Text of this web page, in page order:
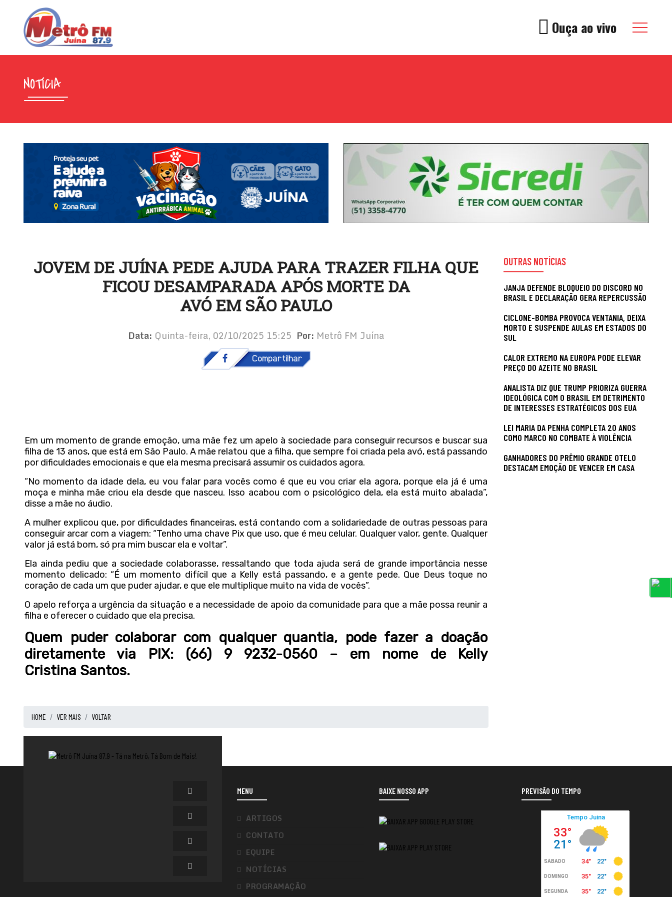
Ouça ao vivo
NOTÍCIA
JOVEM DE JUÍNA PEDE AJUDA PARA TRAZER FILHA QUE
FICOU DESAMPARADA APÓS MORTE DA
AVÓ EM SÃO PAULO
Data: Quinta-feira, 02/10/2025 15:25 Por: Metrô FM Juína
Em um momento de grande emoção, uma mãe fez um apelo à sociedade para conseguir recursos e buscar sua
filha de 13 anos, que está em São Paulo. A mãe relatou que a filha, que sempre foi criada pela avó, está passando
por dificuldades emocionais e que ela mesma precisará assumir os cuidados agora.
“No momento da idade dela, eu vou falar para vocês como é que eu vou criar ela agora, porque ela já é uma
moça e minha mãe criou ela desde que nasceu. Isso acabou com o psicológico dela, ela está muito abalada”,
disse a mãe no áudio.
A mulher explicou que, por dificuldades financeiras, está contando com a solidariedade de outras pessoas para
conseguir arcar com a viagem: “Tenho uma chave Pix que uso, que é meu celular. Qualquer valor, gente. Qualquer
valor já está bom, só pra mim buscar ela e voltar”.
Ela ainda pediu que a sociedade colaborasse, ressaltando que toda ajuda será de grande importância nesse
momento delicado: “É um momento difícil que a Kelly está passando, e a gente pede. Que Deus toque no
coração de cada um que puder ajudar, e que ele multiplique muito na vida de vocês”.
O apelo reforça a urgência da situação e a necessidade de apoio da comunidade para que a mãe possa reunir a
filha e oferecer o cuidado que ela precisa.
Quem puder colaborar com qualquer quantia, pode fazer a doação
diretamente via PIX: (66) 9 9232-0560 – em nome de Kelly
Cristina Santos.
HOME VER MAIS VOLTAR
OUTRAS NOTÍCIAS
JANJA DEFENDE BLOQUEIO DO DISCORD NO
BRASIL E DECLARAÇÃO GERA REPERCUSSÃO
CICLONE-BOMBA PROVOCA VENTANIA, DEIXA
MORTO E SUSPENDE AULAS EM ESTADOS DO
SUL
CALOR EXTREMO NA EUROPA PODE ELEVAR
PREÇO DO AZEITE NO BRASIL
ANALISTA DIZ QUE TRUMP PRIORIZA GUERRA
IDEOLÓGICA COM O BRASIL EM DETRIMENTO
DE INTERESSES ESTRATÉGICOS DOS EUA
LEI MARIA DA PENHA COMPLETA 20 ANOS
COMO MARCO NO COMBATE À VIOLÊNCIA
GANHADORES DO PRÊMIO GRANDE OTELO
DESTACAM EMOÇÃO DE VENCER EM CASA
MENU
ARTIGOS
CONTATO
EQUIPE
NOTÍCIAS
PROGRAMAÇÃO
BAIXE NOSSO APP PREVISÃO DO TEMPO